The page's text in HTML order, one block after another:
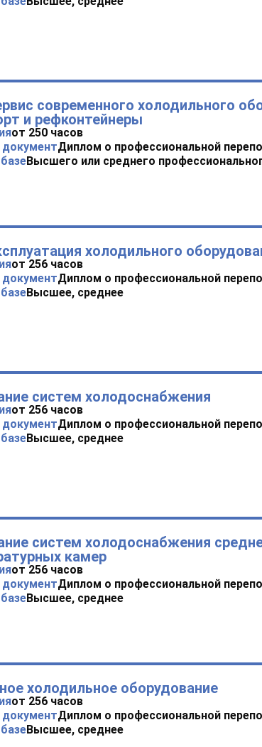
современного холодильного
и рефконтейнеры
от 250 часов
Диплом о профессиональной
Высшего или среднего
холодильного
от 256 часов
Диплом о профессиональной
Высшее, среднее
систем холодоснабжения
от 256 часов
Диплом о профессиональной
Высшее, среднее
систем холодоснабжения
камер
от 256 часов
Диплом о профессиональной
Высшее, среднее
холодильное оборудование
от 256 часов
Диплом о профессиональной
Высшее, среднее